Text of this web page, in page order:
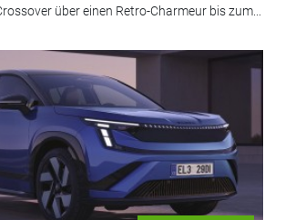
über einen Retro-Charmeur bis zum...